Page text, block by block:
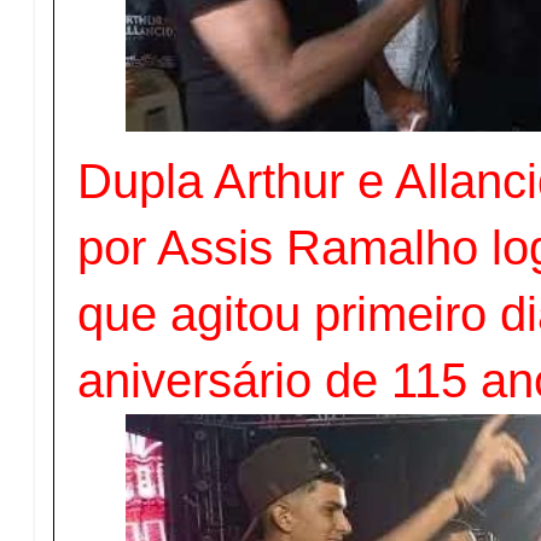
Dupla Arthur e
por Assis Ramalho
que agitou primeiro
aniversário de 115